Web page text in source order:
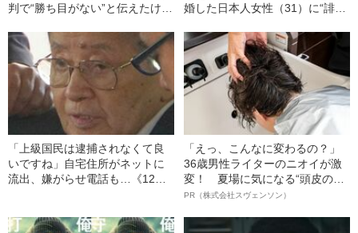
判で“勝ち目がない”と伝えたけれ
幸三を説得できなかった「長男
の葛藤」
婚した日本人女性（31）に“誹謗
感じる“外国人差別”のリアル
「上級国民は逮捕されなくて良
いですね」自宅住所がネットに
流出、嫌がらせ電話も…《12人
への暴力」
「えっ、こんなに変わるの？」
36歳男性ライターのニオイが激
変！ 夏場に気になる“頭皮のニ
オイ”や“ベタつき”を解消す
ト”が生み出した徹底ケアとは
PR（株式会社スヴェンソン）